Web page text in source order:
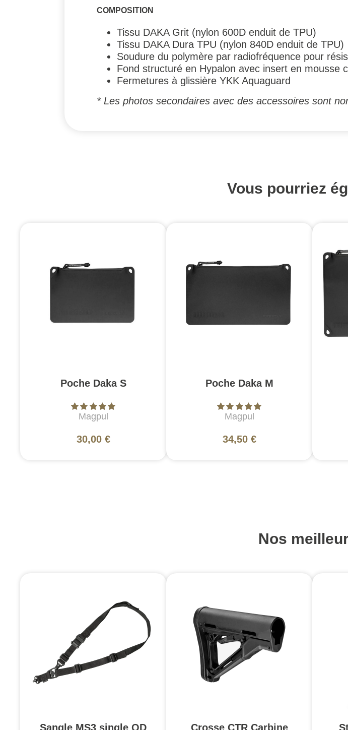
COMPOSITION
Tissu DAKA Grit (nylon 600D enduit de TPU)
Tissu DAKA Dura TPU (nylon 840D enduit de TPU)
Soudure du polymère par radiofréquence pour
Fond structuré en Hypalon avec insert en mousse
Fermetures à glissière YKK Aquaguard
* Les photos secondaires avec des accessoires sont
Vous pourriez
Poche Daka S
Magpul
30,00 €
Poche Daka M
Magpul
34,50 €
Nos
Sangle MS3 single QD Crosse CTR Carbine